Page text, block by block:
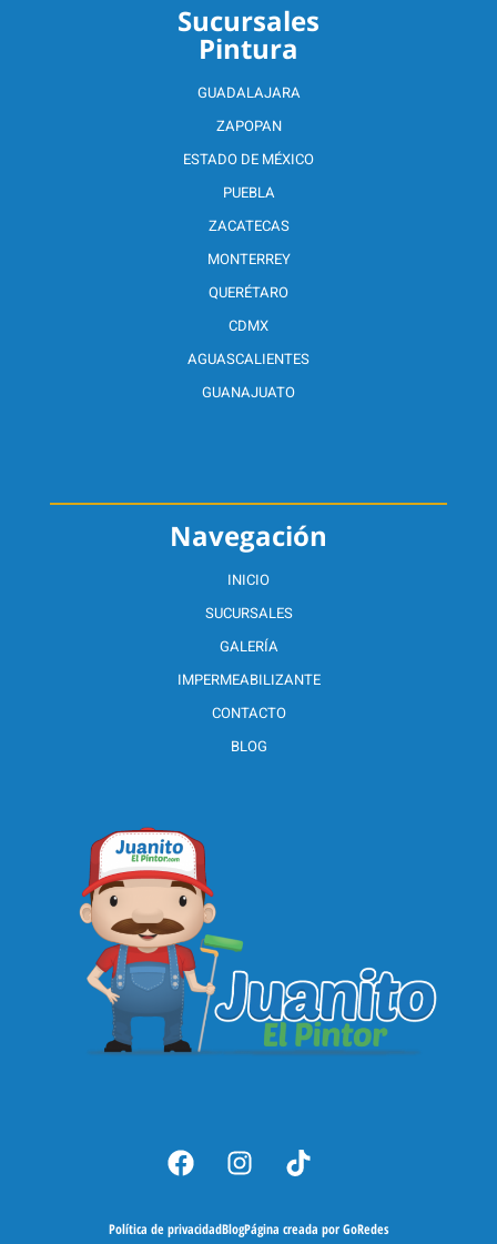
Navegación
INICIO
SUCURSALES
GALERÍA
IMPERMEABILIZANTE
CONTACTO
BLOG
Sucursales
Pintura
GUADALAJARA
ZAPOPAN
ESTADO DE MÉXICO
PUEBLA
ZACATECAS
MONTERREY
QUERÉTARO
CDMX
AGUASCALIENTES
GUANAJUATO
Política de privacidadBlogPágina creada por GoRedes